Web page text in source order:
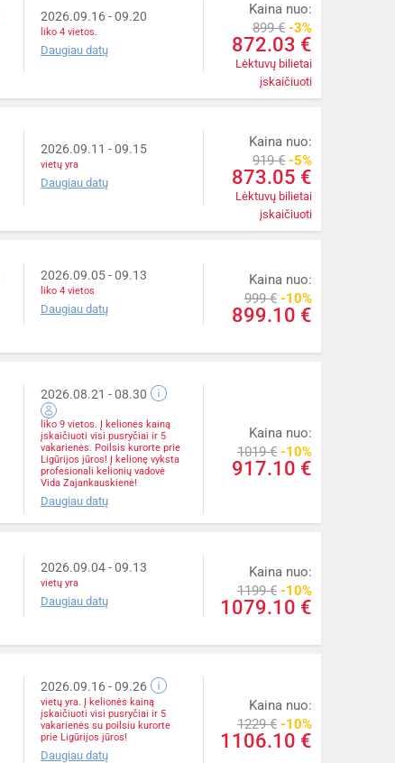
2026.09.16- 09.20
liko 4 vietos.
Daugiau datų
Kaina nuo:
899 € -3%
872.03 €
Lėktuvų bilietai
įskaičiuoti
2026.09.11 - 09.15
vietų yra
Daugiau datų
Kaina nuo:
919 € -5%
873.05 €
Lėktuvų bilietai
įskaičiuoti
2026.09.05- 09.13
liko 4 vietos
Daugiau datų
Kaina nuo:
999 € -10%
899.10 €
2026.08.21 - 08.30
liko 9 vietos. Į kelionės kainą
įskaičiuoti visi pusryčiai ir 5
vakarienės. Poilsis kurorte prie
Ligūrijos jūros! Į kelionę vyksta
profesionali kelionių vadovė
Vida Zajankauskienė!
Daugiau datų
Kaina nuo:
1019 € -10%
917.10 €
2026.09.04- 09.13
vietų yra
Daugiau datų
Kaina nuo:
1199 € -10%
1079.10 €
2026.09.16- 09.26
vietų yra. Į kelionės kainą
įskaičiuoti visi pusryčiai ir 5
vakarienės su poilsiu kurorte
prie Ligūrijos jūros!
Daugiau datų
Kaina nuo:
1229 € -10%
1106.10 €